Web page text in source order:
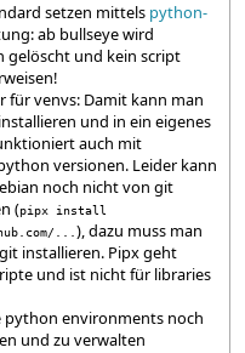
setzen mittels python-
ab bullseye wird
und kein script
für venvs: Damit kann man
und in ein eigenes
auch mit
versionen. Leider kann
noch nicht von git
(pipx install
...), dazu muss man
installieren. Pipx geht
und ist nicht für libraries
python environments noch
und zu verwalten